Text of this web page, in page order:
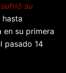
sufrió su
en su primera
pasado 14